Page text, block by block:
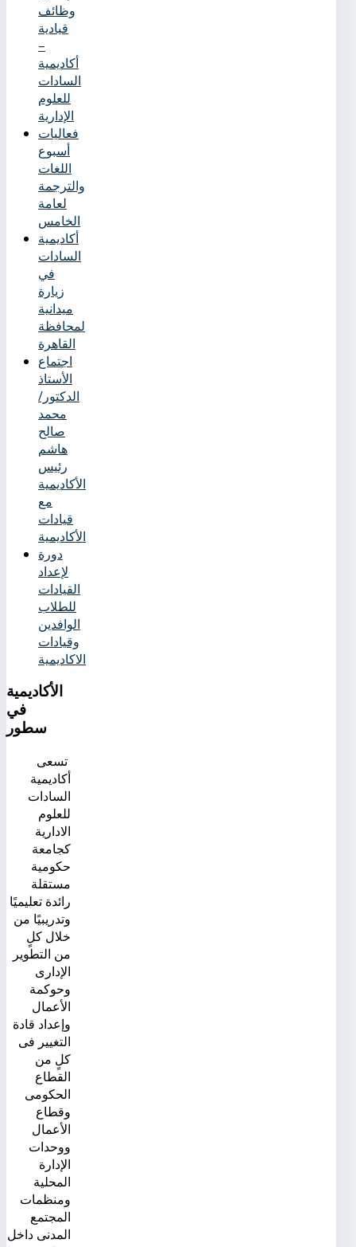
وظائف
قيادية
–
أكاديمية
السادات
للعلوم
الإدارية
فعاليات
أسبوع
اللغات
والترجمة
لعامة
الخامس
أكاديمية
السادات
في
زيارة
ميدانية
لمحافظة
القاهرة
اجتماع
الأستاذ
الدكتور/
محمد
صالح
هاشم
رئيس
الأكاديمية
مع
قيادات
الأكاديمية
دورة
لإعداد
القيادات
للطلاب
الوافدين
وقيادات
الاكاديمية
الأكاديمية
في
سطور
تسعى
أكاديمية
السادات
للعلوم
الادارية
كجامعة
حكومية
مستقلة
رائدة تعليميًا
وتدريبيًا من
خلال كلٍ
من التطوير
الإدارى
وحوكمة
الأعمال
وإعداد قادة
التغيير فى
كلٍ من
القطاع
الحكومى
وقطاع
الأعمال
ووحدات
الإدارة
المحلية
ومنظمات
المجتمع
المدنى داخل